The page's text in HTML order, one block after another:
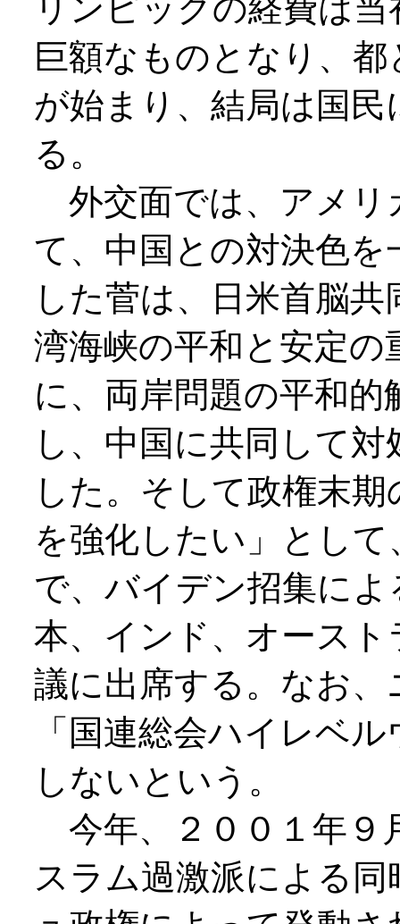
リンピックの経費は
巨額なものとなり、
が始まり、結局は国
る。
外交面では、アメリ
て、中国との対決色
した菅は、日米首脳
湾海峡の平和と安定
に、両岸問題の平和
し、中国に共同して
した。そして政権末
を強化したい」とし
で、バイデン招集に
本、インド、オース
議に出席する。なお
「国連総会ハイレベ
しないという。
今年、２００１年９
スラム過激派による